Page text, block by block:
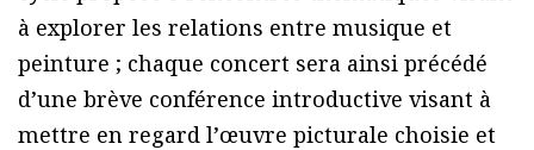
à explorer les relations entre musique et
peinture ; chaque concert sera ainsi précédé
dʼune brève conférence introductive visant à
mettre en regard lʼœuvre picturale choisie et